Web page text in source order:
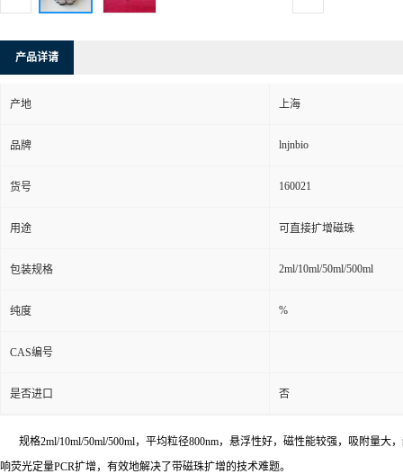
产品详请
产地 上海
品牌 lnjnbio
货号 160021
用途 可直接扩增磁珠
包装规格 2ml/10ml/50ml/500ml
纯度 %
CAS编号
是否进口 否
规格2ml/10ml/50ml/500ml，平均粒径800nm，悬浮性好，磁性能较强，吸附量大
响荧光定量PCR扩增，有效地解决了带磁珠扩增的技术难题。